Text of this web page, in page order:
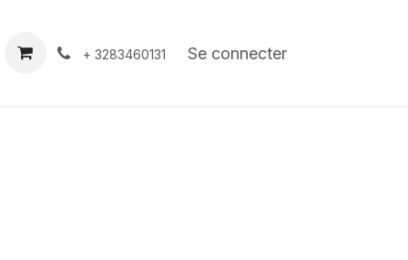
À propos Contact
+ 3283460131 Se connecter